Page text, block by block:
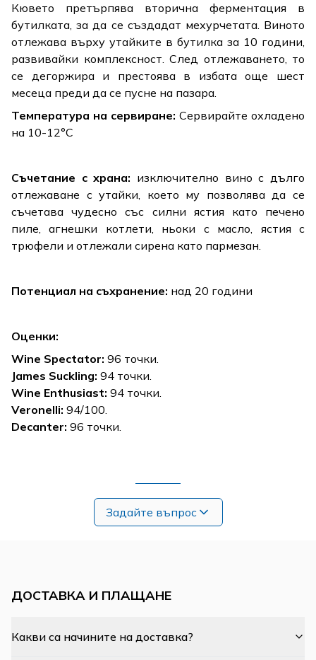
Кювето претърпява вторична ферментация в
бутилката, за да се създадат мехурчетата. Виното
отлежава върху утайките в бутилка за 10 години,
развивайки комплексност. След отлежаването, то
се дегоржира и престоява в избата още шест
месеца преди да се пусне на пазара.
Температура на сервиране: Сервирайте охладено
на 10-12°C
Съчетание с храна: изключително вино с дълго
отлежаване с утайки, което му позволява да се
съчетава чудесно със силни ястия като печено
пиле, агнешки котлети, ньоки с масло, ястия с
трюфели и отлежали сирена като пармезан.
Потенциал на съхранение: над 20 години
Оценки:
Wine Spectator: 96 точки.
James Suckling: 94 точки.
Wine Enthusiast: 94 точки.
Veronelli: 94/100.
Decanter: 96 точки.
Задайте въпрос
ДОСТАВКА И ПЛАЩАНЕ
Какви са начините на доставка?